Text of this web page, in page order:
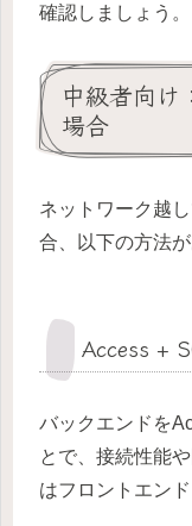
確認しましょう。
中級者向け
場合
ネットワーク越
合、以下の方法が
Access +
バックエンドを
とで、接続性能
はフロントエン